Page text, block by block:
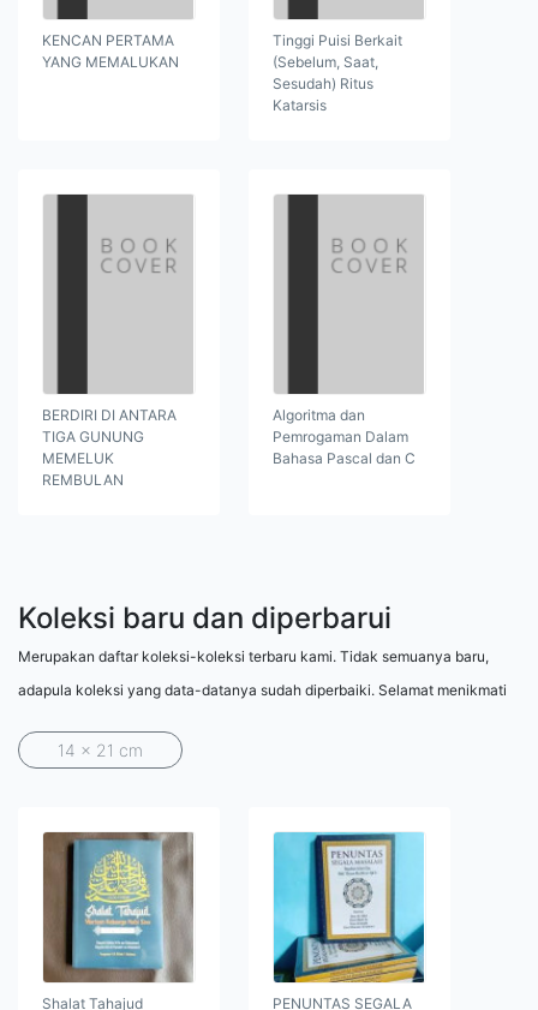
KENCAN PERTAMA
YANG MEMALUKAN
Tinggi Puisi Berkait
(Sebelum, Saat,
Sesudah) Ritus
Katarsis
BERDIRI DI ANTARA
TIGA GUNUNG
MEMELUK
REMBULAN
Algoritma dan
Pemrogaman Dalam
Bahasa Pascal dan C
Koleksi baru dan diperbarui
Merupakan daftar koleksi-koleksi terbaru kami. Tidak semuanya baru,
adapula koleksi yang data-datanya sudah diperbaiki. Selamat menikmati
14 x 21 cm
Shalat Tahajud PENUNTAS SEGALA